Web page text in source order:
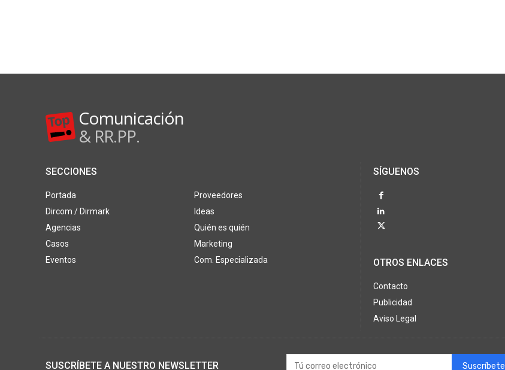
Comunicación
& RR.PP.
SECCIONES
Portada
Dircom / Dirmark
Agencias
Casos
Eventos
Proveedores
Ideas
Quién es quién
Marketing
Com. Especializada
SÍGUENOS
OTROS ENLACES
Contacto
Publicidad
Aviso Legal
SUSCRÍBETE A NUESTRO NEWSLETTER Suscríbete